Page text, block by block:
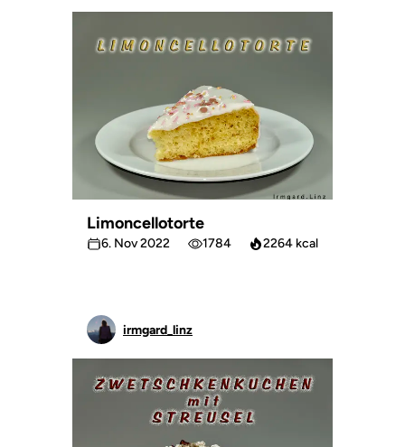
Limoncellotorte
6. Nov 2022 1784 2264 kcal
irmgard_linz